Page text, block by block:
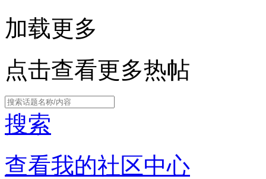
加载更多
点击查看更多热帖
搜索
查看我的社区中心